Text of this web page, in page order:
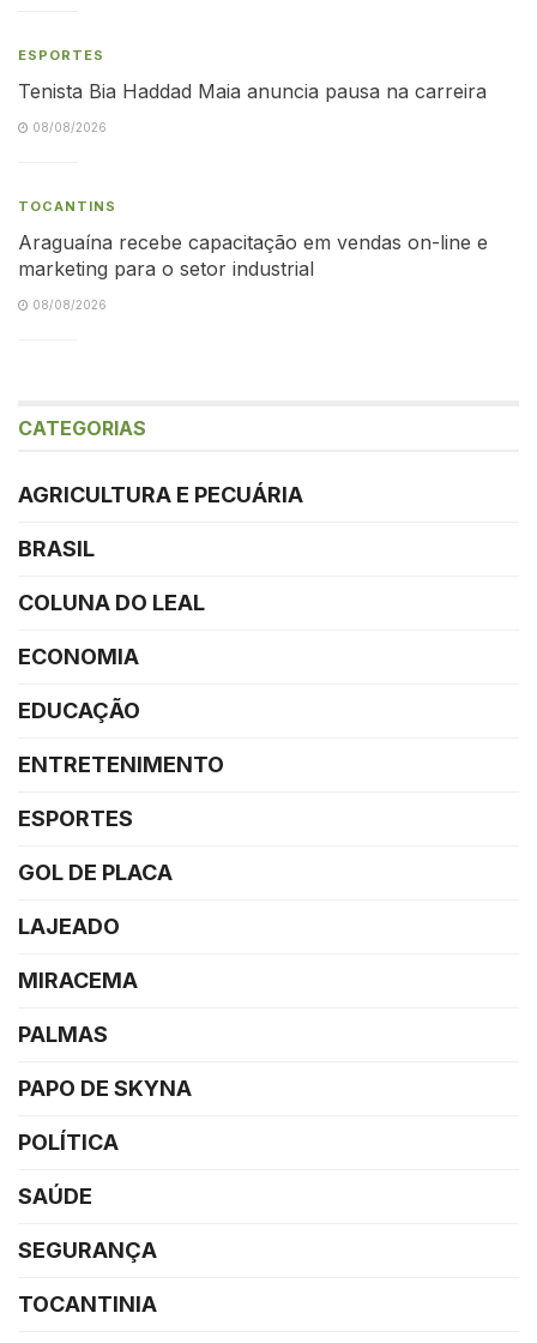
ESPORTES
Tenista Bia Haddad Maia anuncia pausa na carreira
08/08/2026
TOCANTINS
Araguaína recebe capacitação em vendas on-line e
marketing para o setor industrial
08/08/2026
CATEGORIAS
AGRICULTURA E PECUÁRIA
BRASIL
COLUNA DO LEAL
ECONOMIA
EDUCAÇÃO
ENTRETENIMENTO
ESPORTES
GOL DE PLACA
LAJEADO
MIRACEMA
PALMAS
PAPO DE SKYNA
POLÍTICA
SAÚDE
SEGURANÇA
TOCANTINIA